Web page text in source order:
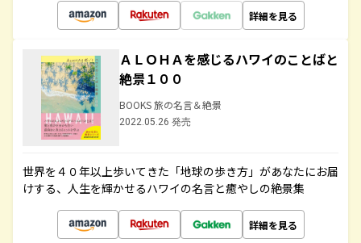
詳細を見る
ＡＬＯＨＡを感じるハワイのことばと
絶景１００
BOOKS 旅の名言＆絶景
2022.05.26 発売
世界を４０年以上歩いてきた「地球の歩き方」があなたにお届
けする、人生を輝かせるハワイの名言と癒やしの絶景集
詳細を見る